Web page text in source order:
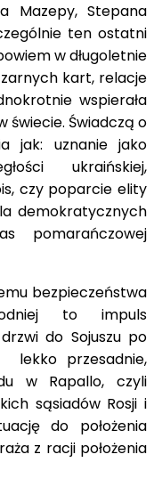
Mazepy, Stepana
ten ostatni
w długoletnie
kart, relacje
wspierała
świecie. Świadczą o
jak: uznanie jako
ukraińskiej,
czy poparcie elity
demokratycznych
pomarańczowej
bezpieczeństwa
to impuls
do Sojuszu po
lekko przesadnie,
w Rapallo, czyli
sąsiadów Rosji i
do położenia
z racji położenia